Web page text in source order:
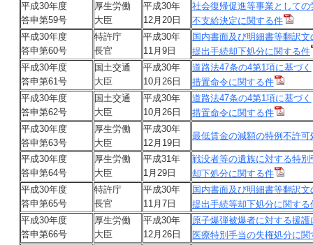
平成30年度
答申第59号
厚生労働
大臣
平成30年
12月20日
社会復帰促進等事業として
不支給決定に関する件
平成30年度
答申第60号
特許庁
長官
平成30年
11月9日
国内書面及び明細書等翻訳文
提出手続却下処分に関する件
平成30年度
答申第61号
国土交通
大臣
平成30年
10月26日
道路法47条の4第1項に基づく
措置命令に関する件
平成30年度
答申第62号
国土交通
大臣
平成30年
10月26日
道路法47条の4第1項に基づく
措置命令に関する件
平成30年度
答申第63号
厚生労働
大臣
平成30年
12月19日
最低賃金の減額の特例不許
平成30年度
答申第64号
厚生労働
大臣
平成31年
1月29日
戦没者等の遺族に対する特別
却下処分に関する件
平成30年度
答申第65号
特許庁
長官
平成30年
11月7日
国内書面及び明細書等翻訳文
提出手続等却下処分に関する
平成30年度
答申第66号
厚生労働
大臣
平成30年
12月26日
原子爆弾被爆者に対する援
医療特別手当の失権処分に関